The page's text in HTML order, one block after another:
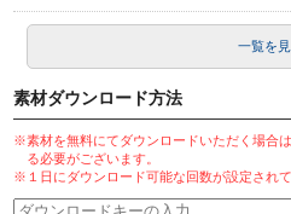
一覧を
素材ダウンロード方法
※素材を無料にてダウンロードいただく場合は
る必要がございます。
※１日にダウンロード可能な回数が設定されて